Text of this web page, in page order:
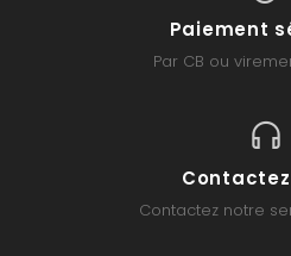
Paiement
Par CB ou
Contactez notre